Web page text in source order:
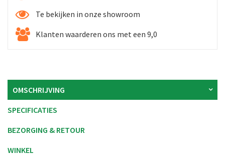
Te bekijken in onze showroom
Klanten waarderen ons met een 9,0
OMSCHRIJVING
SPECIFICATIES
BEZORGING & RETOUR
WINKEL